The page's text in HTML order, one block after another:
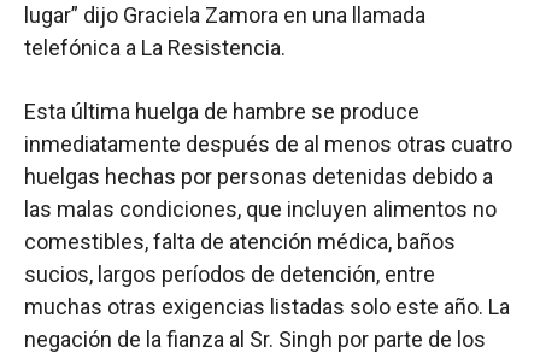
lugar” dijo Graciela Zamora en una llamada
telefónica a La Resistencia.
Esta última huelga de hambre se produce
inmediatamente después de al menos otras cuatro
huelgas hechas por personas detenidas debido a
las malas condiciones, que incluyen alimentos no
comestibles, falta de atención médica, baños
sucios, largos períodos de detención, entre
muchas otras exigencias listadas solo este año. La
negación de la fianza al Sr. Singh por parte de los